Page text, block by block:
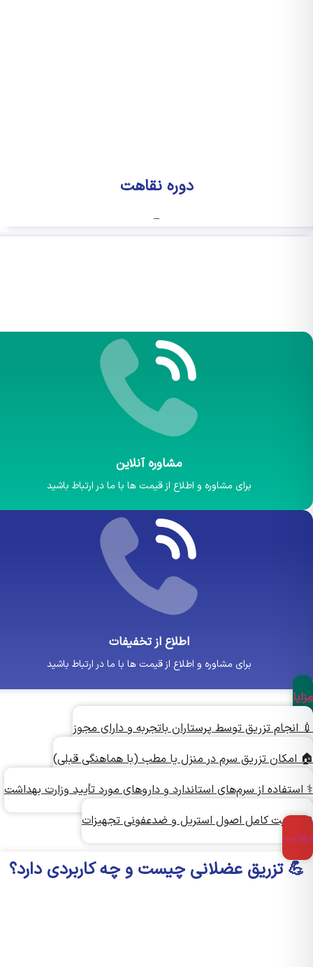
دوره نقاهت
مشاوره آنلاین
برای مشاوره و اطلاع از قیمت ها با ما در ارتباط باشید
اطلاع از تخفیفات
برای مشاوره و اطلاع از قیمت ها با ما در ارتباط باشید
تزریق توسط پرستاران باتجربه و دارای مجوز
تزریق سرم در منزل یا مطب (با هماهنگی قبلی)
از سرم‌های استاندارد و داروهای مورد تأیید وزارت بهداشت
کامل اصول استریل و ضدعفونی تجهیزات
تزریق عضلانی چیست و چه کاربردی دارد؟